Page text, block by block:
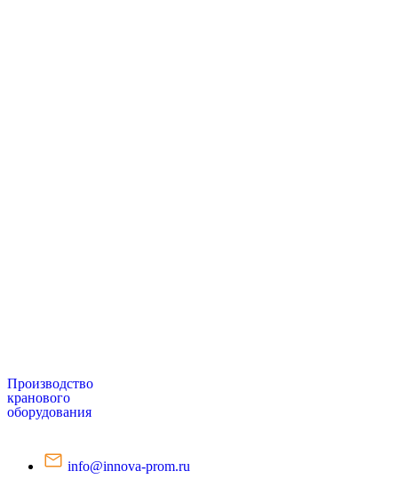
Производство
кранового
оборудования
info@innova-prom.ru